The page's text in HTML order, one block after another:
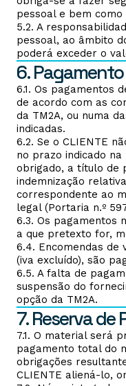
pessoal e bem
5.2. A
pessoal, ao âmbito
poderá exceder o
6. Pagamento
6.1. Os pagamentos
de acordo com as
da TM2A, ou numa
indicadas.
6.2. Se o CLIENTE
no prazo indicado
obrigado, a título de
indemnização
correspondente ao
legal (Portaria n.º
6.3. Os pagamentos
a que pretexto for,
6.4. Encomendas de
(iva excluído), são
6.5. A falta de
suspensão do
opção da TM2A.
7. Reserva de
7.1. O material será
pagamento total do
obrigações
CLIENTE aliená-lo,